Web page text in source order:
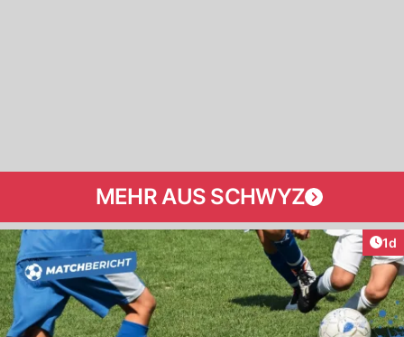
MEHR AUS SCHWYZ
1d